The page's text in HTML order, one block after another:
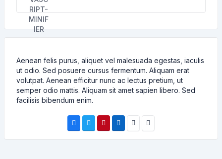
Aenean felis purus, aliquet vel malesuada egestas, iaculis
ut odio. Sed posuere cursus fermentum. Aliquam erat
volutpat. Aenean efficitur nunc ac lectus pretium, ut
semper odio mattis. Aliquam sit amet sapien libero. Sed
facilisis bibendum enim.